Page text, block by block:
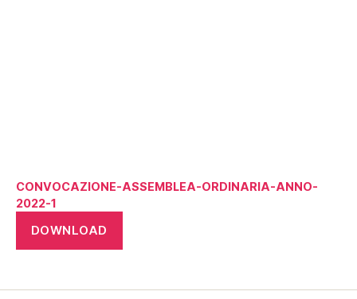
CONVOCAZIONE-ASSEMBLEA-ORDINARIA-ANNO-
2022-1
DOWNLOAD